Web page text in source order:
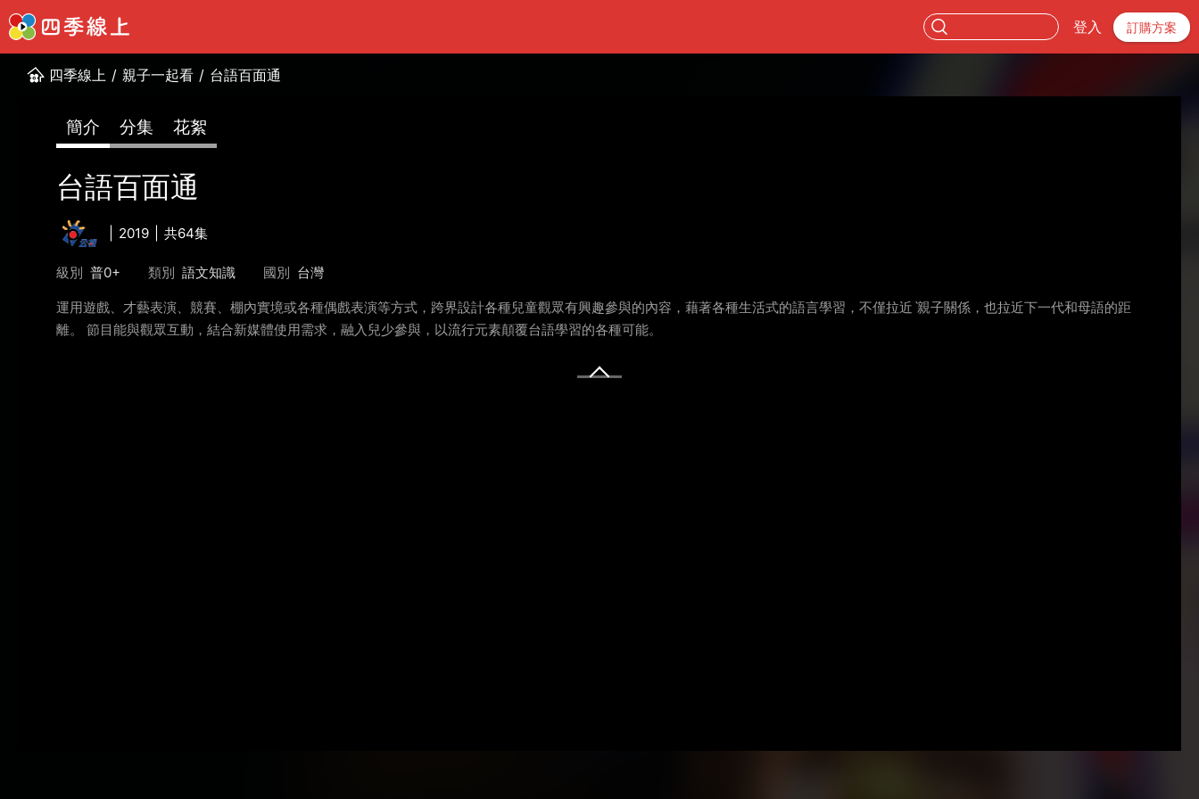
登入 訂購方案
四季線上 / 親子一起看 / 台語百面通
簡介 分集 花絮
台語百面通
2019 共64集
級別 普0+ 類別 語文知識 國別 台灣
運用遊戲、才藝表演、競賽、棚內實境或各種偶戲表演等方式，跨界設計各種兒童觀眾有興趣參與的內容，藉著各種生活式的語言學習，不僅拉近ˋ親子關係，也拉近下一代和母語的距
離。 節目能與觀眾互動，結合新媒體使用需求，融入兒少參與，以流行元素顛覆台語學習的各種可能。